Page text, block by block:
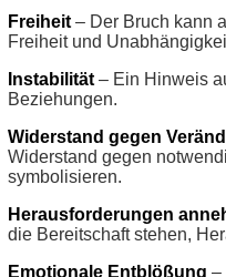
Freiheit – Der Bruch kann
Freiheit und
Instabilität – Ein Hinweis
Beziehungen.
Widerstand gegen
Widerstand gegen
symbolisieren.
Herausforderungen
die Bereitschaft stehen,
Emotionale Entblößung –